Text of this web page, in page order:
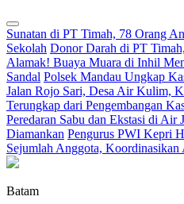
Sunatan di PT Timah, 78 Orang
Sekolah Donor Darah di PT
Alamak! Buaya Muara di Inhil
Sandal Polsek Mandau Ungkap
Jalan Rojo Sari, Desa Air Kulim,
Terungkap dari Pengembangan
Peredaran Sabu dan Ekstasi di Air
Diamankan Pengurus PWI Kepri
Sejumlah Anggota,
Batam